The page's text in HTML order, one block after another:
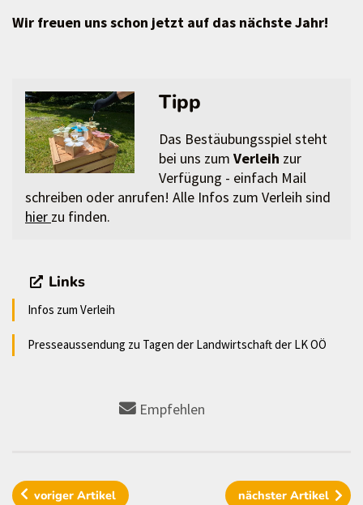
Wir freuen uns schon jetzt auf das nächste Jahr!
Tipp
Das Bestäubungsspiel steht
bei uns zumVerleih zur
Verfügung - einfach Mail
schreiben oder anrufen! Alle Infos zum Verleih sind
hier zu finden.
Links
Infos zum Verleih
Presseaussendung zu Tagen der Landwirtschaft der LK OÖ
Empfehlen
vorigerArtikel nächster Artikel